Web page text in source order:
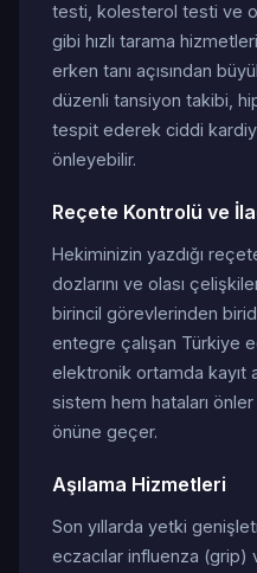
testi, kolesterol testi ve
gibi hızlı tarama
erken tanı açısından
düzenli tansiyon takibi,
tespit ederek ciddi
önleyebilir.
Reçete Kontrolü ve
Hekiminizin yazdığı
dozlarını ve olası
birincil görevlerinden
entegre çalışan Türkiye
elektronik ortamda kayıt
sistem hem hataları
önüne geçer.
Aşılama Hizmetleri
Son yıllarda yetki
eczacılar influenza (grip)